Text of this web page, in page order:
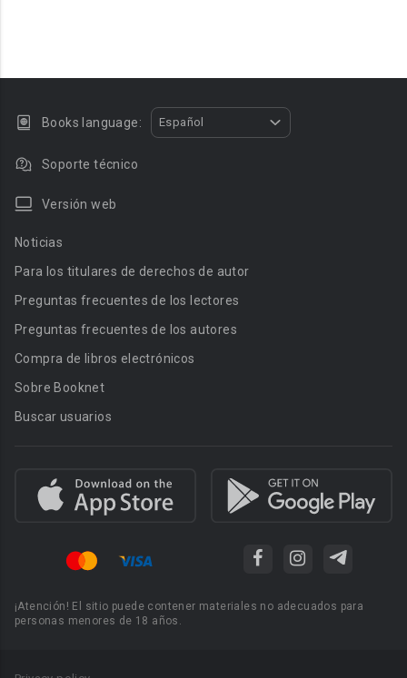
Books language: Español
Soporte técnico
Versión web
Noticias
Para los titulares de derechos de autor
Preguntas frecuentes de los lectores
Preguntas frecuentes de los autores
Compra de libros electrónicos
Sobre Booknet
Buscar usuarios
¡Atención! El sitio puede contener materiales no adecuados para
personas menores de 18 años.